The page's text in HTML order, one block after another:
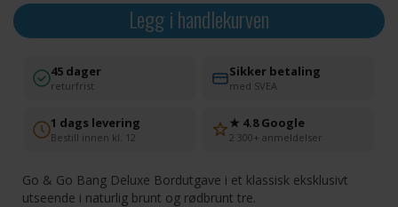
Legg i handlekurven
45 dager
returfrist
Sikker betaling
med SVEA
1 dags levering
Bestill innen kl. 12
★ 4.8 Google
2 300+ anmeldelser
Go & Go Bang Deluxe Bordutgave i et klassisk eksklusivt
utseende i naturlig brunt og rødbrunt tre.